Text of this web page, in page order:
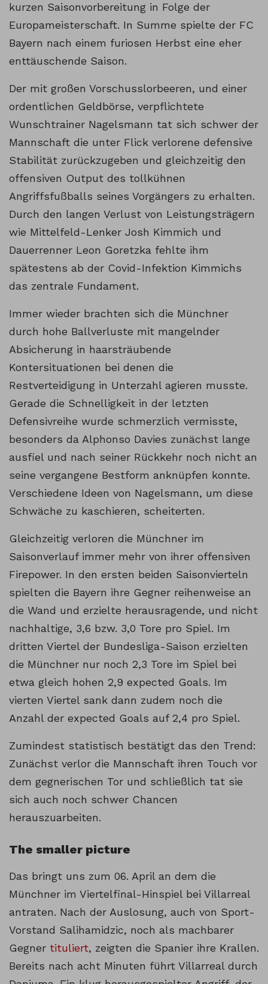
kurzen Saisonvorbereitung in Folge der
Europameisterschaft. In Summe spielte der FC
Bayern nach einem furiosen Herbst eine eher
enttäuschende Saison.
Der mit großen Vorschusslorbeeren, und einer
ordentlichen Geldbörse, verpflichtete
Wunschtrainer Nagelsmann tat sich schwer der
Mannschaft die unter Flick verlorene defensive
Stabilität zurückzugeben und gleichzeitig den
offensiven Output des tollkühnen
Angriffsfußballs seines Vorgängers zu erhalten.
Durch den langen Verlust von Leistungsträgern
wie Mittelfeld-Lenker Josh Kimmich und
Dauerrenner Leon Goretzka fehlte ihm
spätestens ab der Covid-Infektion Kimmichs
das zentrale Fundament.
Immer wieder brachten sich die Münchner
durch hohe Ballverluste mit mangelnder
Absicherung in haarsträubende
Kontersituationen bei denen die
Restverteidigung in Unterzahl agieren musste.
Gerade die Schnelligkeit in der letzten
Defensivreihe wurde schmerzlich vermisste,
besonders da Alphonso Davies zunächst lange
ausfiel und nach seiner Rückkehr noch nicht an
seine vergangene Bestform anknüpfen konnte.
Verschiedene Ideen von Nagelsmann, um diese
Schwäche zu kaschieren, scheiterten.
Gleichzeitig verloren die Münchner im
Saisonverlauf immer mehr von ihrer offensiven
Firepower. In den ersten beiden Saisonvierteln
spielten die Bayern ihre Gegner reihenweise an
die Wand und erzielte herausragende, und nicht
nachhaltige, 3,6 bzw. 3,0 Tore pro Spiel. Im
dritten Viertel der Bundesliga-Saison erzielten
die Münchner nur noch 2,3 Tore im Spiel bei
etwa gleich hohen 2,9 expected Goals. Im
vierten Viertel sank dann zudem noch die
Anzahl der expected Goals auf 2,4 pro Spiel.
Zumindest statistisch bestätigt das den Trend:
Zunächst verlor die Mannschaft ihren Touch vor
dem gegnerischen Tor und schließlich tat sie
sich auch noch schwer Chancen
herauszuarbeiten.
The smaller picture
Das bringt uns zum 06. April an dem die
Münchner im Viertelfinal-Hinspiel bei Villarreal
antraten. Nach der Auslosung, auch von Sport-
Vorstand Salihamidzic, noch als machbarer
Gegner tituliert, zeigten die Spanier ihre Krallen.
Bereits nach acht Minuten führt Villarreal durch